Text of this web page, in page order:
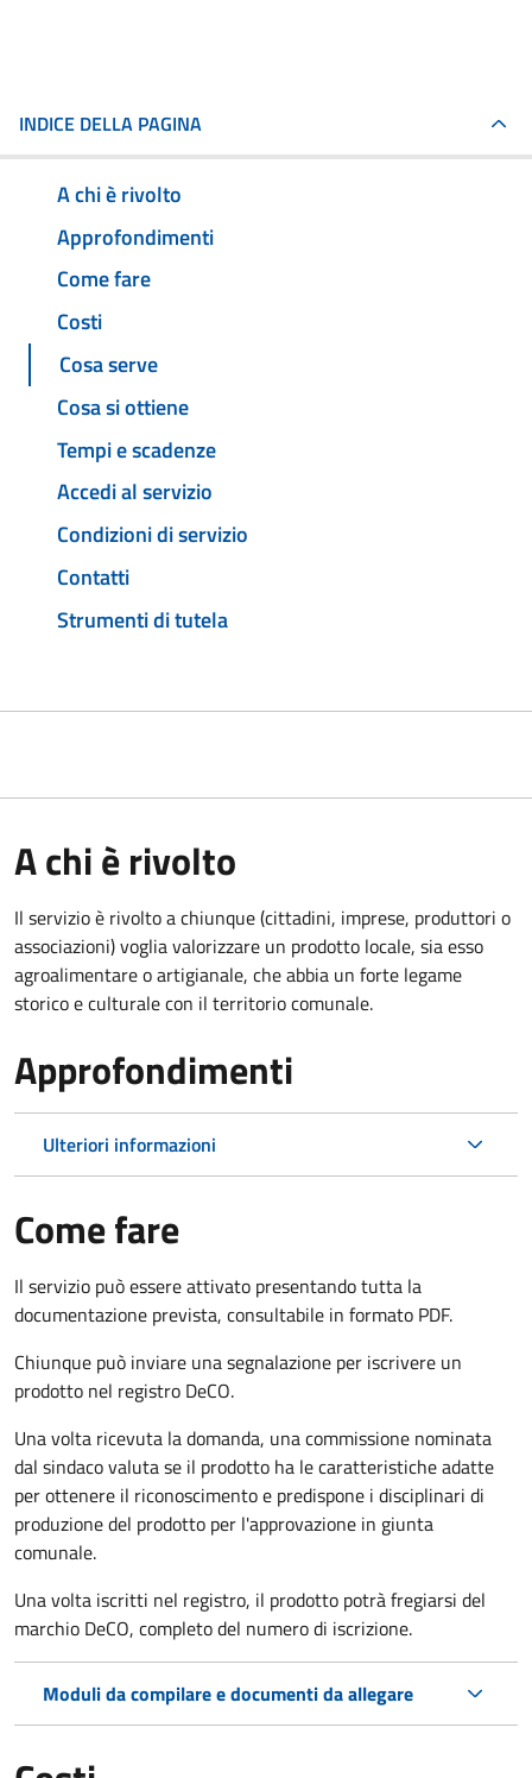
INDICE DELLA PAGINA
A chi è rivolto
Approfondimenti
Come fare
Costi
Cosa serve
Cosa si ottiene
Tempi e scadenze
Accedi al servizio
Condizioni di servizio
Contatti
Strumenti di tutela
A chi è rivolto
Il servizio è rivolto a chiunque (cittadini, imprese, produttori o
associazioni) voglia valorizzare un prodotto locale, sia esso
agroalimentare o artigianale, che abbia un forte legame
storico e culturale con il territorio comunale.
Approfondimenti
Ulteriori informazioni
Come fare
Il servizio può essere attivato presentando tutta la
documentazione prevista, consultabile in formato PDF.
Chiunque può inviare una segnalazione per iscrivere un
prodotto nel registro DeCO.
Una volta ricevuta la domanda, una commissione nominata
dal sindaco valuta se il prodotto ha le caratteristiche adatte
per ottenere il riconoscimento e predispone i disciplinari di
produzione del prodotto per l'approvazione in giunta
comunale.
Una volta iscritti nel registro, il prodotto potrà fregiarsi del
marchio DeCO, completo del numero di iscrizione.
Moduli da compilare e documenti da allegare